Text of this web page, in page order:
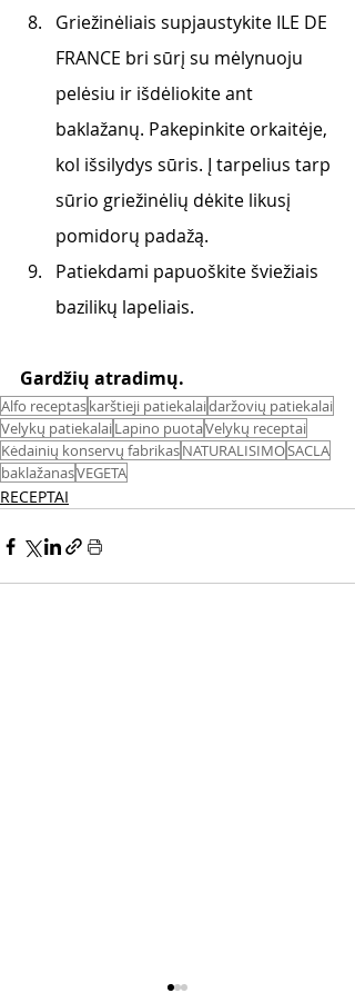
Griežinėliais supjaustykite ILE DE
FRANCE bri sūrį su mėlynuoju
pelėsiu ir išdėliokite ant
baklažanų. Pakepinkite orkaitėje,
kol išsilydys sūris. Į tarpelius tarp
sūrio griežinėlių dėkite likusį
pomidorų padažą.
Patiekdami papuoškite šviežiais
bazilikų lapeliais.
Gardžių atradimų.
Alfo receptaskarštieji patiekalaidaržovių patiekalai
Velykų patiekalaiLapino puotaVelykų receptai
Kėdainių konservų fabrikasNATURALISIMOSACLA
baklažanasVEGETA
RECEPTAI